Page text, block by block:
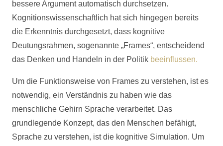
bessere Argument automatisch durchsetzen.
Kognitionswissenschaftlich hat sich hingegen bereits
die Erkenntnis durchgesetzt, dass kognitive
Deutungsrahmen, sogenannte „Frames“, entscheidend
das Denken und Handeln in der Politik beeinflussen.
Um die Funktionsweise von Frames zu verstehen, ist es
notwendig, ein Verständnis zu haben wie das
menschliche Gehirn Sprache verarbeitet. Das
grundlegende Konzept, das den Menschen befähigt,
Sprache zu verstehen, ist die kognitive Simulation. Um